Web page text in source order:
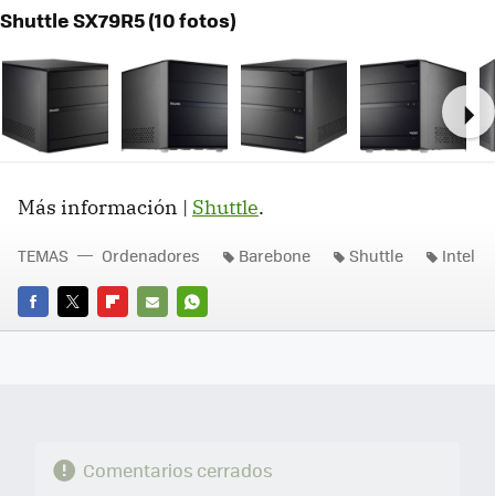
Shuttle SX79R5 (10 fotos)
Más información | Shuttle.
FACEBOOK
TWITTERFLIPBOARD
E-
WHATSAPP
TEMAS Ordenadores Barebone Shuttle Intel
Comentarios cerrados